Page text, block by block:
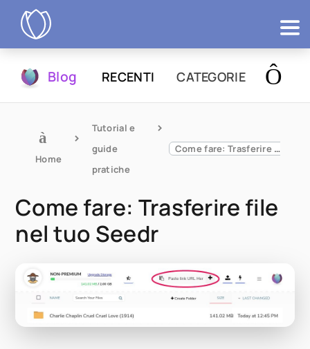
Prova
Blog RECENTI CATEGORIE
Home
Tutorial e
guide
pratiche
Come fare: Trasferire file nel tuo Seedr
Come fare: Trasferire file
nel tuo Seedr